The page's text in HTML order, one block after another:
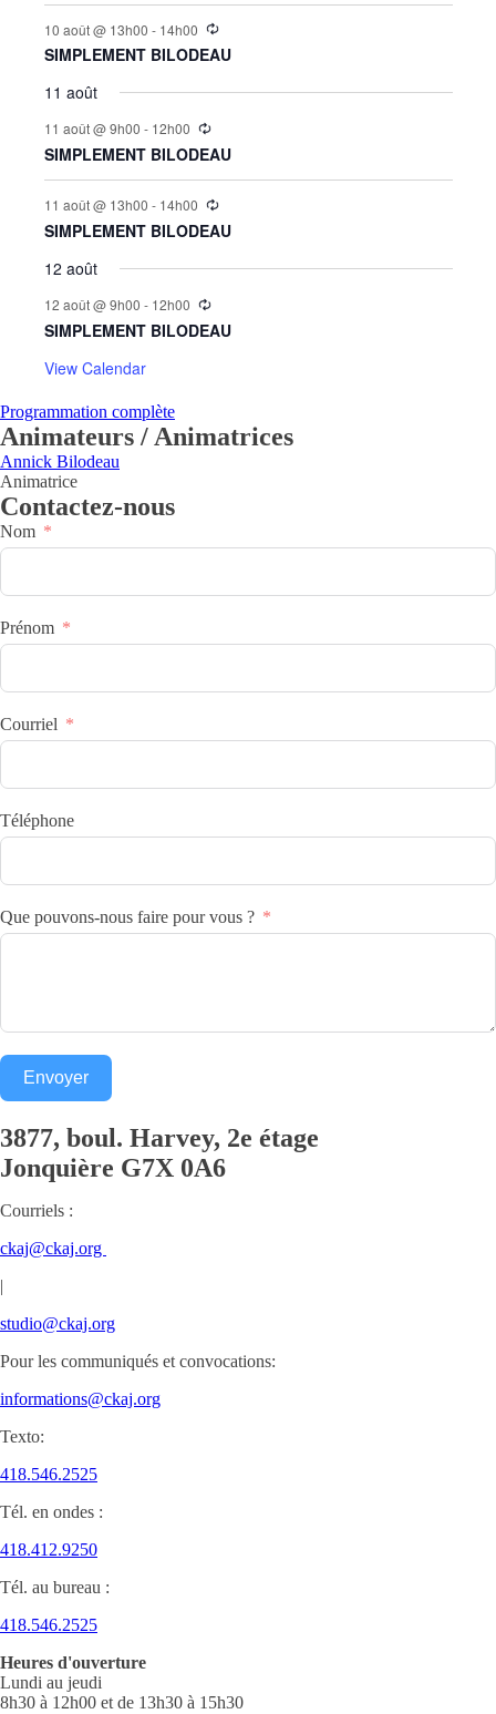
10 août @ 13h00 - 14h00
SIMPLEMENT BILODEAU
11 août
11 août @ 9h00 - 12h00
SIMPLEMENT BILODEAU
11 août @ 13h00 - 14h00
SIMPLEMENT BILODEAU
12 août
12 août @ 9h00 - 12h00
SIMPLEMENT BILODEAU
View Calendar
Programmation complète
Animateurs / Animatrices
Annick Bilodeau
Animatrice
Contactez-nous
Nom
Prénom
Courriel
Téléphone
Que pouvons-nous faire pour vous ?
Envoyer
3877, boul. Harvey, 2e étage
Jonquière G7X 0A6
Courriels :
ckaj@ckaj.org
|
studio@ckaj.org
Pour les communiqués et convocations:
informations@ckaj.org
Texto:
418.546.2525
Tél. en ondes :
418.412.9250
Tél. au bureau :
418.546.2525
Heures d'ouverture
Lundi au jeudi
8h30 à 12h00 et de 13h30 à 15h30